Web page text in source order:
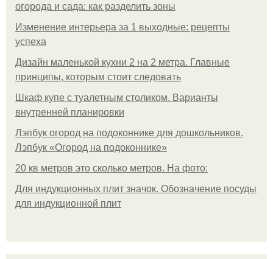
огорода и сада: как разделить зоны
Изменение интерьера за 1 выходные: рецепты
успеха
Дизайн маленькой кухни 2 на 2 метра. Главные
принципы, которым стоит следовать
Шкаф купе с туалетным столиком. Варианты
внутренней планировки
Лэпбук огород на подоконнике для дошкольников.
Лэпбук «Огород на подоконнике»
20 кв метров это сколько метров. На фото:
Для индукционных плит значок. Обозначение посуды
для индукционной плит